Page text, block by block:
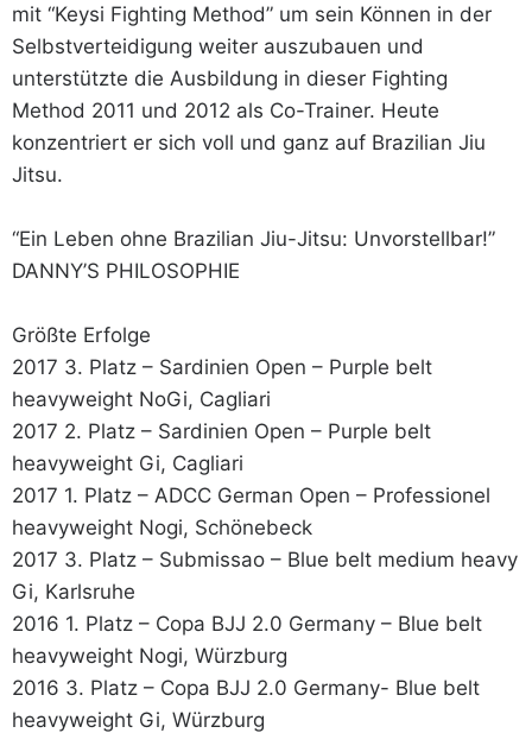
mit “Keysi Fighting Method” um sein Können in der
Selbstverteidigung weiter auszubauen und
unterstützte die Ausbildung in dieser Fighting
Method 2011 und 2012 als Co-Trainer. Heute
konzentriert er sich voll und ganz auf Brazilian Jiu
Jitsu.
“Ein Leben ohne Brazilian Jiu-Jitsu: Unvorstellbar!”
DANNY’S PHILOSOPHIE
Größte Erfolge
2017 3. Platz – Sardinien Open – Purple belt
heavyweight NoGi, Cagliari
2017 2. Platz – Sardinien Open – Purple belt
heavyweight Gi, Cagliari
2017 1. Platz – ADCC German Open – Professionel
heavyweight Nogi, Schönebeck
2017 3. Platz – Submissao – Blue belt medium heavy
Gi, Karlsruhe
2016 1. Platz – Copa BJJ 2.0 Germany – Blue belt
heavyweight Nogi, Würzburg
2016 3. Platz – Copa BJJ 2.0 Germany- Blue belt
heavyweight Gi, Würzburg